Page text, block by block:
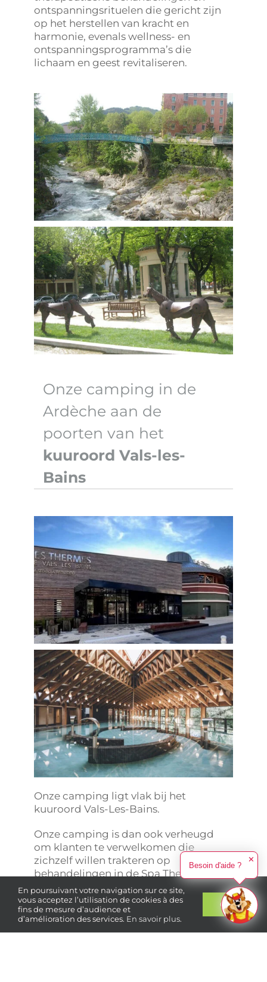
ontspanningsrituelen die gericht zijn
op het herstellen van kracht en
harmonie, evenals wellness- en
ontspanningsprogramma’s die
lichaam en geest revitaliseren.
Onze camping in de
Ardèche aan de
poorten van het
kuuroord Vals-les-
Bains
Onze camping ligt vlak bij het
kuuroord Vals-Les-Bains.
Onze camping is dan ook verheugd
om klanten te verwelkomen die
zichzelf willen trakteren op
behandelingen in de Spa Thermale de
Vals-les-Bains.
Voor degenen met een bewijs van
behandeling hebben we zelfs een
En poursuivant votre navigation sur ce site,
vous acceptez l’utilisation de cookies à des
fins de mesure d’audience et
d’amélioration des services. En savoir plus.
Ok
Besoin d'aide ?
✕